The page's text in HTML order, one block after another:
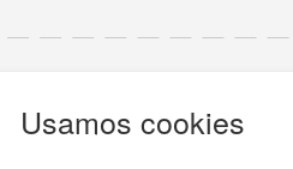
Usamos cookies